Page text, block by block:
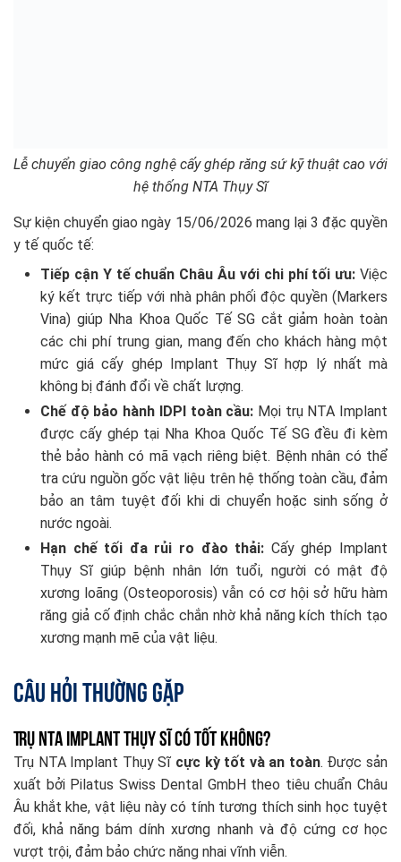
Lễ chuyển giao công nghệ cấy ghép răng sứ kỹ thuật cao với
hệ thống NTA Thụy Sĩ
Sự kiện chuyển giao ngày 15/06/2026 mang lại 3 đặc quyền
y tế quốc tế:
Tiếp cận Y tế chuẩn Châu Âu với chi phí tối ưu: Việc
ký kết trực tiếp với nhà phân phối độc quyền (Markers
Vina) giúp Nha Khoa Quốc Tế SG cắt giảm hoàn toàn
các chi phí trung gian, mang đến cho khách hàng một
mức giá cấy ghép Implant Thụy Sĩ hợp lý nhất mà
không bị đánh đổi về chất lượng.
Chế độ bảo hành IDPI toàn cầu: Mọi trụ NTA Implant
được cấy ghép tại Nha Khoa Quốc Tế SG đều đi kèm
thẻ bảo hành có mã vạch riêng biệt. Bệnh nhân có thể
tra cứu nguồn gốc vật liệu trên hệ thống toàn cầu, đảm
bảo an tâm tuyệt đối khi di chuyển hoặc sinh sống ở
nước ngoài.
Hạn chế tối đa rủi ro đào thải: Cấy ghép Implant
Thụy Sĩ giúp bệnh nhân lớn tuổi, người có mật độ
xương loãng (Osteoporosis) vẫn có cơ hội sở hữu hàm
răng giả cố định chắc chắn nhờ khả năng kích thích tạo
xương mạnh mẽ của vật liệu.
Câu Hỏi Thường Gặp
Trụ NTA Implant Thụy Sĩ có tốt không?
Trụ NTA Implant Thụy Sĩ cực kỳ tốt và an toàn. Được sản
xuất bởi Pilatus Swiss Dental GmbH theo tiêu chuẩn Châu
Âu khắt khe, vật liệu này có tính tương thích sinh học tuyệt
đối, khả năng bám dính xương nhanh và độ cứng cơ học
vượt trội, đảm bảo chức năng nhai vĩnh viễn.